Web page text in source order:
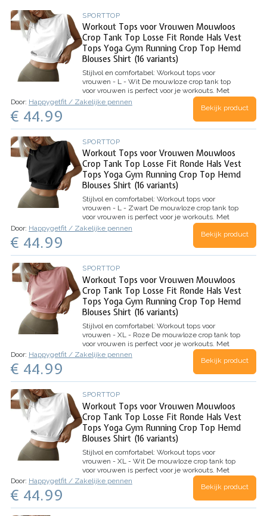
SPORTTOP
Workout Tops voor Vrouwen Mouwloos
Crop Tank Top Losse Fit Ronde Hals Vest
Tops Yoga Gym Running Crop Top Hemd
Blouses Shirt (16 variants)
Stijlvol en comfortabel: Workout tops voor
vrouwen - L - Wit De mouwloze crop tank top
voor vrouwen is perfect voor je workouts. Met
zijn losse pasvorm en ronde hals is het een
comfortabele keuze voor yoga, de sportschool en
Door: Happygetfit / Zakelijke pennen
€ 44.99 Bekijk product
SPORTTOP
Workout Tops voor Vrouwen Mouwloos
Crop Tank Top Losse Fit Ronde Hals Vest
Tops Yoga Gym Running Crop Top Hemd
Blouses Shirt (16 variants)
Stijlvol en comfortabel: Workout tops voor
vrouwen - L - Zwart De mouwloze crop tank top
voor vrouwen is perfect voor je workouts. Met
zijn losse pasvorm en ronde hals is het een
comfortabele keuze voor yoga, de sportschool en
Door: Happygetfit / Zakelijke pennen
€ 44.99 Bekijk product
SPORTTOP
Workout Tops voor Vrouwen Mouwloos
Crop Tank Top Losse Fit Ronde Hals Vest
Tops Yoga Gym Running Crop Top Hemd
Blouses Shirt (16 variants)
Stijlvol en comfortabel: Workout tops voor
vrouwen - XL - Roze De mouwloze crop tank top
voor vrouwen is perfect voor je workouts. Met
zijn losse pasvorm en ronde hals is het een
comfortabele keuze voor yoga, de sportschool en
Door: Happygetfit / Zakelijke pennen
€ 44.99 Bekijk product
SPORTTOP
Workout Tops voor Vrouwen Mouwloos
Crop Tank Top Losse Fit Ronde Hals Vest
Tops Yoga Gym Running Crop Top Hemd
Blouses Shirt (16 variants)
Stijlvol en comfortabel: Workout tops voor
vrouwen - XL - Wit De mouwloze crop tank top
voor vrouwen is perfect voor je workouts. Met
zijn losse pasvorm en ronde hals is het een
comfortabele keuze voor yoga, de sportschool en
Door: Happygetfit / Zakelijke pennen
€ 44.99 Bekijk product